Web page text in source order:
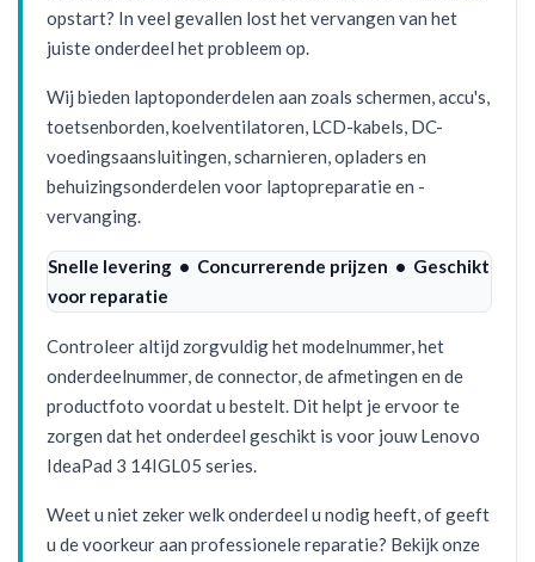
opstart? In veel gevallen lost het vervangen van het
juiste onderdeel het probleem op.
Wij bieden laptoponderdelen aan zoals schermen, accu's,
toetsenborden, koelventilatoren, LCD-kabels, DC-
voedingsaansluitingen, scharnieren, opladers en
behuizingsonderdelen voor laptopreparatie en -
vervanging.
Snelle levering • Concurrerende prijzen • Geschikt
voor reparatie
Controleer altijd zorgvuldig het modelnummer, het
onderdeelnummer, de connector, de afmetingen en de
productfoto voordat u bestelt. Dit helpt je ervoor te
zorgen dat het onderdeel geschikt is voor jouw Lenovo
IdeaPad 3 14IGL05 series.
Weet u niet zeker welk onderdeel u nodig heeft, of geeft
u de voorkeur aan professionele reparatie? Bekijk onze